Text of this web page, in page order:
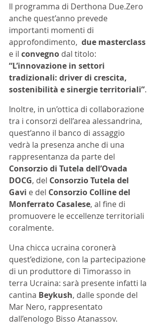
Il programma di Derthona Due.Zero
anche quest’anno prevede
importanti momenti di
approfondimento, due masterclass
e il convegno dal titolo:
“L’innovazione in settori
tradizionali: driver di crescita,
sostenibilità e sinergie territoriali”.
Inoltre, in un’ottica di collaborazione
tra i consorzi dell’area alessandrina,
quest’anno il banco di assaggio
vedrà la presenza anche di una
rappresentanza da parte del
Consorzio di Tutela dell’Ovada
DOCG, del Consorzio Tutela del
Gavi e del Consorzio Colline del
Monferrato Casalese, al fine di
promuovere le eccellenze territoriali
coralmente.
Una chicca ucraina coronerà
quest’edizione, con la partecipazione
di un produttore di Timorasso in
terra Ucraina: sarà presente infatti la
cantina Beykush, dalle sponde del
Mar Nero, rappresentato
dall’enologo Bisso Atanassov.